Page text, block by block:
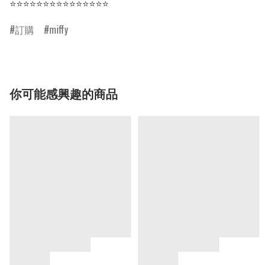
⭐⭐⭐⭐⭐⭐⭐⭐⭐⭐⭐⭐⭐⭐⭐
訂購
miffy
你可能感興趣的商品